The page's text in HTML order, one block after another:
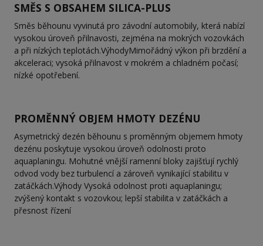
SMĚS S OBSAHEM SILICA-PLUS
Směs běhounu vyvinutá pro závodní automobily, která nabízí
vysokou úroveň přilnavosti, zejména na mokrých vozovkách
a při nízkých teplotách.VýhodyMimořádný výkon při brzdění a
akceleraci; vysoká přilnavost v mokrém a chladném počasí;
nízké opotřebení.
PROMĚNNÝ OBJEM HMOTY DEZÉNU
Asymetrický dezén běhounu s proměnným objemem hmoty
dezénu poskytuje vysokou úroveň odolnosti proto
aquaplaningu. Mohutné vnější ramenní bloky zajišťují rychlý
odvod vody bez turbulencí a zároveň vynikající stabilitu v
zatáčkách.Výhody Vysoká odolnost proti aquaplaningu;
zvýšený kontakt s vozovkou; lepší stabilita v zatáčkách a
přesnost řízení